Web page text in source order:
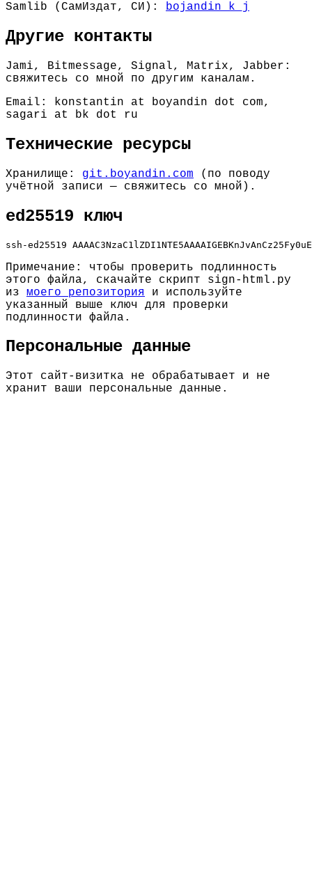
Samlib (СамИздат, СИ): bojandin_k_j
Другие контакты
Jami, Bitmessage, Signal, Matrix, Jabber:
свяжитесь со мной по другим каналам.
Email: konstantin at boyandin dot com,
sagari at bk dot ru
Технические ресурсы
Хранилище: git.boyandin.com (по поводу
учётной записи — свяжитесь со мной).
ed25519 ключ
Примечание: чтобы проверить подлинность
этого файла, скачайте скрипт sign-html.py
из моего репозитория
и используйте
указанный выше ключ для проверки
подлинности файла.
Персональные данные
Этот сайт-визитка не обрабатывает и не
хранит ваши персональные данные.